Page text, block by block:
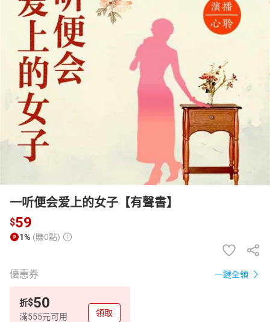
女裝 化妝保養 情趣用品
日本購物
一听便会爱上的女子【有聲書】
$59
1% (賺0點)
優惠券 一鍵全領
折$50
滿555元可用 領取